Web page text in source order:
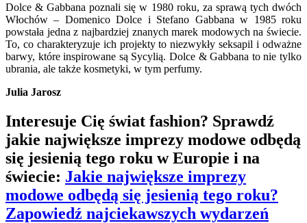
Dolce & Gabbana poznali się w 1980 roku, za sprawą tych dwóch
Włochów – Domenico Dolce i Stefano Gabbana w 1985 roku
powstała jedna z najbardziej znanych marek modowych na świecie.
To, co charakteryzuje ich projekty to niezwykły seksapil i odważne
barwy, które inspirowane są Sycylią. Dolce & Gabbana to nie tylko
ubrania, ale także kosmetyki, w tym perfumy.
Julia Jarosz
Interesuje Cię świat fashion? Sprawdź
jakie największe imprezy modowe odbędą
się jesienią tego roku w Europie i na
świecie: Jakie największe imprezy
modowe odbędą się jesienią tego roku?
Zapowiedź najciekawszych wydarzeń